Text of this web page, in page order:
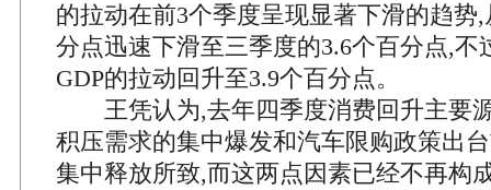
的拉动在前3个季度呈现显著下滑的趋势
分点迅速下滑至三季度的3.6个百分点,不
GDP的拉动回升至3.9个百分点。
王凭认为,去年四季度消费回升主要
积压需求的集中爆发和汽车限购政策出
集中释放所致,而这两点因素已经不再构